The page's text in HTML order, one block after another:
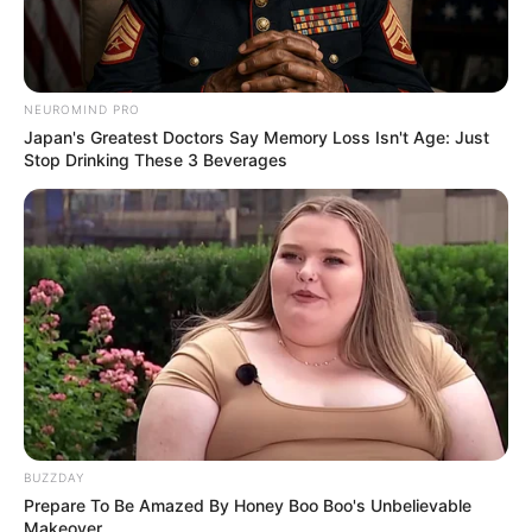
Le Courrier Picard : 6 – 7 – 1 – 3 – 14 – 13 – 10 – 15
Le Dauphiné Libéré : 6 – 3 – 10 – 1 – 7 – 11 – 13 – 14
Le Matin de Lausanne : 3 – 7 – 13 – 1 – 6 – 10 – 9 – 5
Le Parisien : 7 – 1 – 10 – 6 – 3 – 9 – 11 – 2
NEUROMIND PRO
Japan's Greatest Doctors Say Memory Loss Isn't Age: Just
Stop Drinking These 3 Beverages
BUZZDAY
Prepare To Be Amazed By Honey Boo Boo's Unbelievable